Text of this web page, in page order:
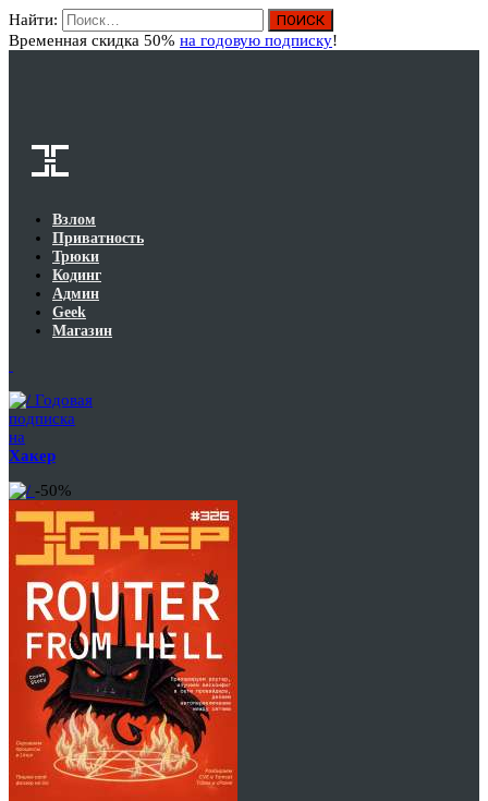
Найти:
Временная скидка 50% на годовую подписку!
Взлом
Приватность
Трюки
Кодинг
Админ
Geek
Магазин
Годовая
подписка
на
Хакер
-50%